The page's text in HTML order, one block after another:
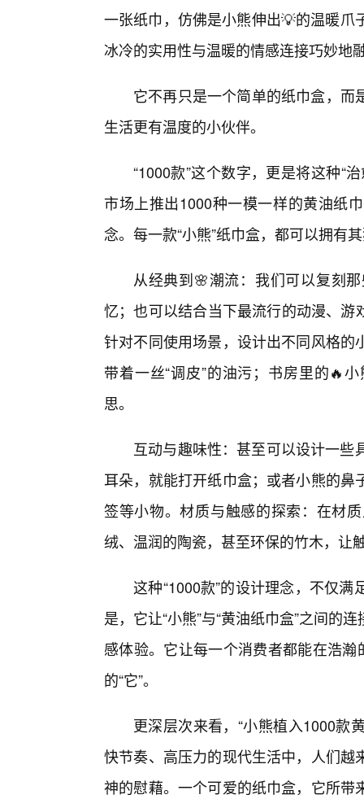
一张纸巾，仿佛是小熊伸出💡的温暖
冰冷的实用性与温暖的情感连接巧妙地
它不再只是一个简单的纸巾盒，
生活更有温度的小伙伴。
“1000款”这个数字，更是将这种“
市场上推出1000种一模一样的黄油纸
念。每一款“小熊”纸巾盒，都可以拥有
从经典到🌸潮流：我们可以复刻
忆；也可以结合当下最流行的动漫、
针对不同使用场景，设计出不同风格
带着一丝“调皮”的油污；书房里的🔥
思。
互动与趣味性：甚至可以设计一
耳朵，就能打开纸巾盒；或者小熊的
签等小物。材质与触感的探索：在材
绒、温润的陶瓷，甚至环保的竹木，让
这种“1000款”的设计理念，不仅
是，它让“小熊”与“黄油纸巾盒”之间的
感体验。它让每一个消费者都能在浩
的“它”。
更深层次来看，“小熊植入1000款
快节奏、高压力的现代生活中，人们
神的慰藉。一个可爱的纸巾盒，它所